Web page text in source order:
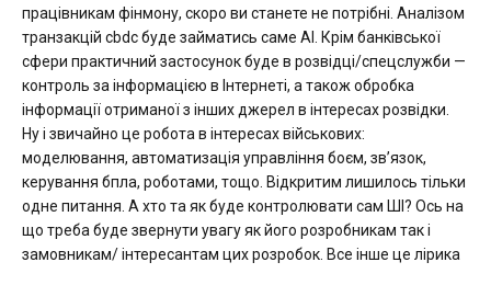
працівникам фінмону, скоро ви станете не потрібні. Аналізом
транзакцій cbdc буде займатись саме Al. Крім банківської
сфери практичний застосунок буде в розвідці/спецслужби —
контроль за інформацією в Інтернеті, а також обробка
інформації отриманої з інших джерел в інтересах розвідки.
Ну і звичайно це робота в інтересах військових:
моделювання, автоматизація управління боєм, зв’язок,
керування бпла, роботами, тощо. Відкритим лишилось тільки
одне питання. А хто та як буде контролювати сам ШІ? Ось на
що треба буде звернути увагу як його розробникам так і
замовникам/ інтересантам цих розробок. Все інше це лірика